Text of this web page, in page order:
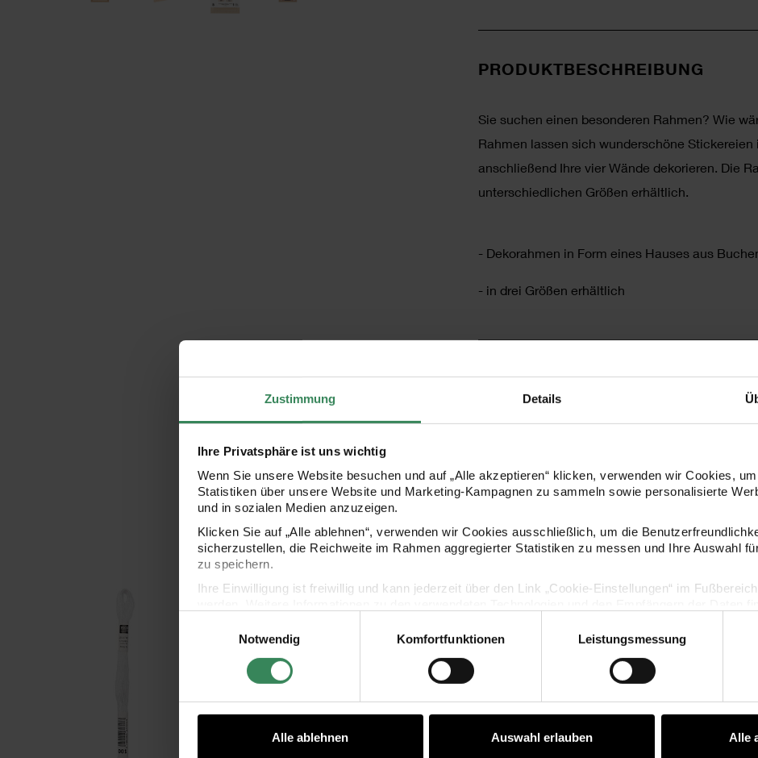
Zustimmung Details
Ihre Privatsphäre ist uns wichtig
Wenn Sie unsere Website besuchen und auf „Alle akzeptieren“ klicken, verwenden wir Cookies,
Statistiken über unsere Website und Marketing-Kampagnen zu sammeln sowie personalisierte
und in sozialen Medien anzuzeigen.
Klicken Sie auf „Alle ablehnen“, verwenden wir Cookies ausschließlich, um die
sicherzustellen, die Reichweite im Rahmen aggregierter Statistiken zu messen und Ihre Auswahl
zu speichern.
Ihre Einwilligung ist freiwillig und kann jederzeit über den Link „Cookie-Einstellungen“ im
Impressum
Datenschutz Vertrag widerrufen
Notwendig
Komfortfunktionen Leistungsmessung
Alle ablehnen Auswahl erlauben Alle
PRODUKTBESCHREIBUNG
Sie suchen einen besonderen Rahmen? Wie
Rahmen lassen sich wunderschöne
anschließend Ihre vier Wände dekorieren. Die
unterschiedlichen Größen erhältlich.
- Dekorahmen in Form eines Hauses aus
- in drei Größen erhältlich
HERSTELLER
KAUFEMPFEHLUNG
Sticktwist 8m Sticktwist 20m Dekorahmen Haus Querformat